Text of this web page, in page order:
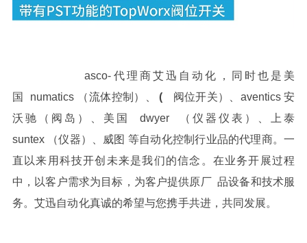
asco-代理商艾迅自动化，
同时也是美
国
numatics （流体控制）、 ( 阀位开关）、 aventics 安
沃驰（阀岛）、美国
dwyer
（仪器仪表）、上泰
suntex
（仪器）、威图 等自动化控制行业品的代理商。一
直以来用科技开创未来是我们的信念。在业务开展过程
中，以客户需求为目标，为客户提供原厂 品设备和技术服
务。艾迅自动化真诚的希望与您携手共进，共同发展。